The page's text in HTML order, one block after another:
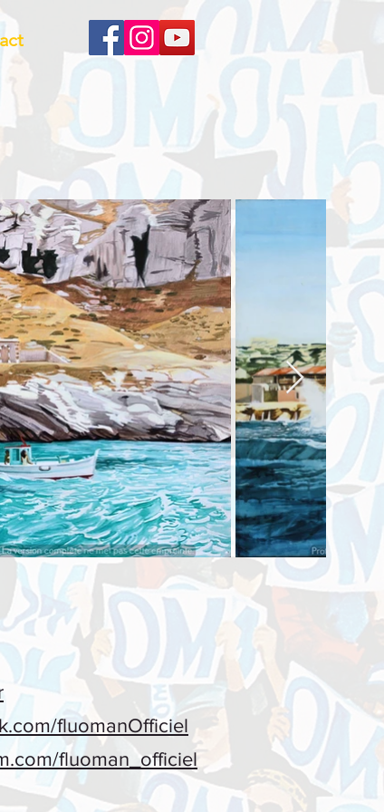
fluomanOfficiel
fluoman_officiel